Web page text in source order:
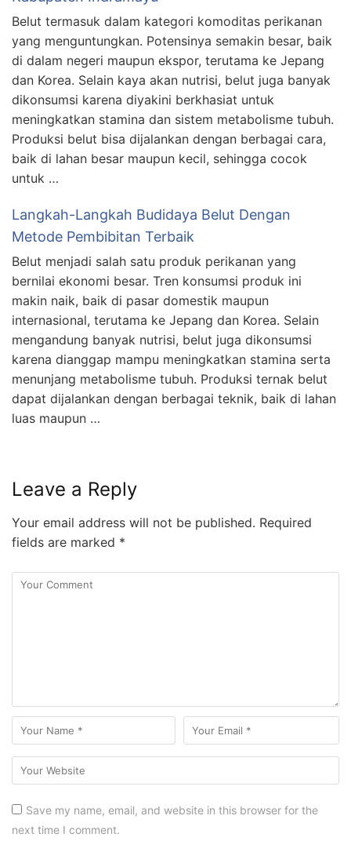
Belut termasuk dalam kategori komoditas perikanan
yang menguntungkan. Potensinya semakin besar, baik
di dalam negeri maupun ekspor, terutama ke Jepang
dan Korea. Selain kaya akan nutrisi, belut juga banyak
dikonsumsi karena diyakini berkhasiat untuk
meningkatkan stamina dan sistem metabolisme tubuh.
Produksi belut bisa dijalankan dengan berbagai cara,
baik di lahan besar maupun kecil, sehingga cocok
untuk …
Langkah-Langkah Budidaya Belut Dengan
Metode Pembibitan Terbaik
Belut menjadi salah satu produk perikanan yang
bernilai ekonomi besar. Tren konsumsi produk ini
makin naik, baik di pasar domestik maupun
internasional, terutama ke Jepang dan Korea. Selain
mengandung banyak nutrisi, belut juga dikonsumsi
karena dianggap mampu meningkatkan stamina serta
menunjang metabolisme tubuh. Produksi ternak belut
dapat dijalankan dengan berbagai teknik, baik di lahan
luas maupun …
Leave a Reply
Your email address will not be published. Required
fields are marked *
Save my name, email, and website in this browser for the
next time I comment.